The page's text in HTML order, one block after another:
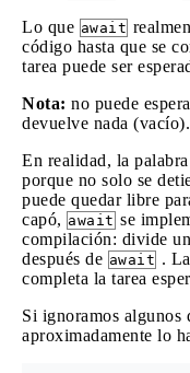
Lo que await
código hasta que se
tarea puede ser
Nota: no puede
devuelve nada (vacío).
En realidad, la
porque no solo se
puede quedar libre
capó, await se
compilación: divide
después de await .
completa la tarea
Si ignoramos algunos
aproximadamente lo